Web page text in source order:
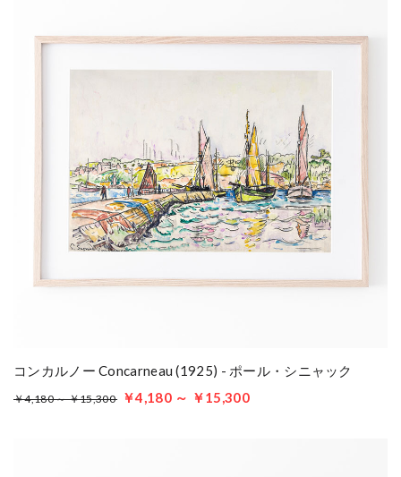
コンカルノー Concarneau (1925) - ポール・シニャック
￥4,180 ～ ￥15,300 ￥4,180 ～ ￥15,300